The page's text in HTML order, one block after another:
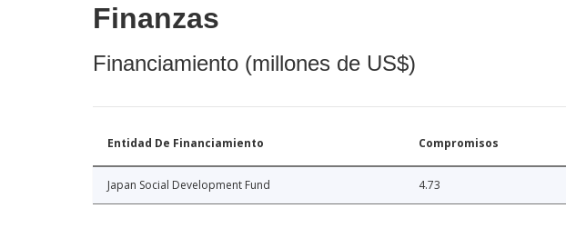
Finanzas
Financiamiento (millones de US$)
Entidad De Financiamiento Compromisos
Japan Social Development Fund 4.73